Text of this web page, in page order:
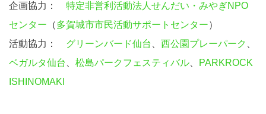
企画協力： 特定非営利活動法人せんだい・みやぎNPO
センター （多賀城市市民活動サポートセンター）
活動協力： グリーンバード仙台 西公園プレーパーク
ベガルタ仙台
松島パークフェスティバル
PARKROCK
ISHINOMAKI